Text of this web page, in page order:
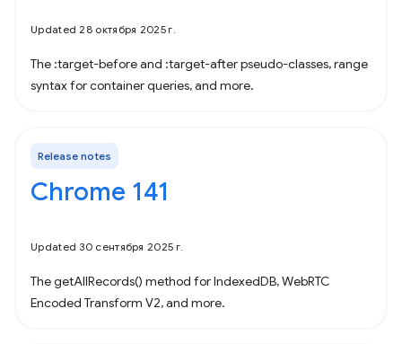
Updated 28 октября 2025 г.
The :target-before and :target-after pseudo-classes, range
syntax for container queries, and more.
Release notes
Chrome 141
Updated 30 сентября 2025 г.
The getAllRecords() method for IndexedDB, WebRTC
Encoded Transform V2, and more.